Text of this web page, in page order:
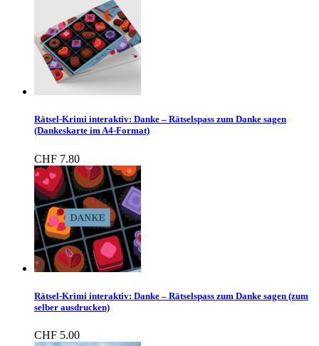
Rätsel-Krimi interaktiv: Danke – Rätselspass zum Danke sagen
(Dankeskarte im A4-Format)
CHF 7.80
Rätsel-Krimi interaktiv: Danke – Rätselspass zum Danke sagen (zum
selber ausdrucken)
CHF 5.00